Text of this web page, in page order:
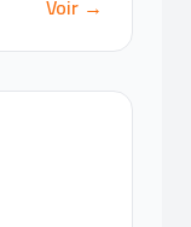
Voir →